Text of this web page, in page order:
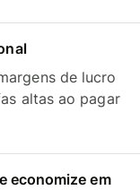
de lucro
altas ao pagar
economize em